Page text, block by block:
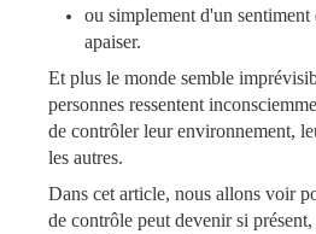
ou simplement d'un
apaiser.
Et plus le monde semble
personnes ressentent
de contrôler leur environnement,
les autres.
Dans cet article, nous allons voir
de contrôle peut devenir si